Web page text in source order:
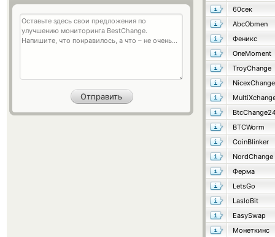
60сек
AbcObmen
Феникс
OneMoment
TroyChange
BTCWorm
CoinBlinker
NordChange
Ферма
LetsGo
LasloBit
EasySwap
Монеткинс